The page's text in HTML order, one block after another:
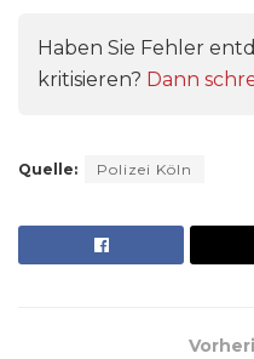
Haben Sie Fehler
kritisieren? Dann
Quelle: Polizei Köln